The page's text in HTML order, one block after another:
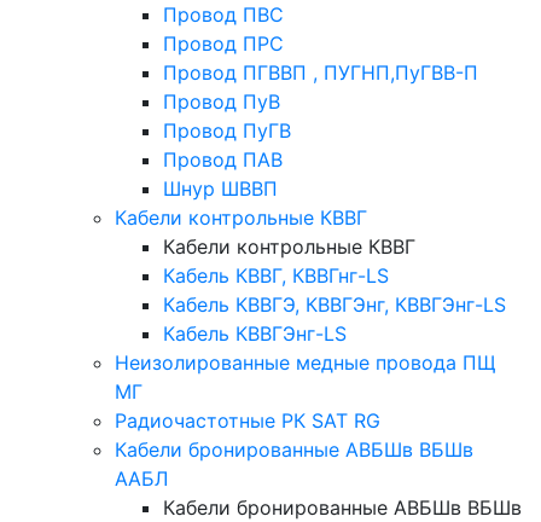
Провод ПВС
Провод ПРС
Провод ПГВВП , ПУГНП,ПуГВВ-П
Провод ПуВ
Провод ПуГВ
Провод ПАВ
Шнур ШВВП
Кабели контрольные КВВГ
Кабели контрольные КВВГ
Кабель КВВГ, КВВГнг-LS
Кабель КВВГЭ, КВВГЭнг, КВВГЭнг-LS
Кабель КВВГЭнг-LS
Неизолированные медные провода ПЩ
МГ
Радиочастотные РК SAT RG
Кабели бронированные АВБШв ВБШв
ААБЛ
Кабели бронированные АВБШв ВБШв